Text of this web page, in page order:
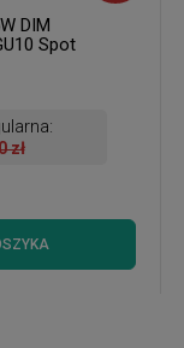
DIM
Spot
zł